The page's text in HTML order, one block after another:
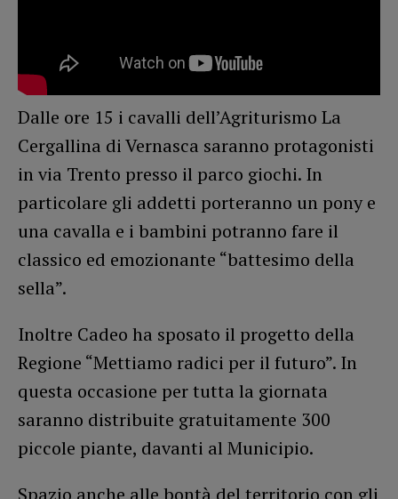
Dalle ore 15 i cavalli dell’Agriturismo La
Cergallina di Vernasca saranno protagonisti
in via Trento presso il parco giochi. In
particolare gli addetti porteranno un pony e
una cavalla e i bambini potranno fare il
classico ed emozionante “battesimo della
sella”.
Inoltre Cadeo ha sposato il progetto della
Regione “Mettiamo radici per il futuro”. In
questa occasione per tutta la giornata
saranno distribuite gratuitamente 300
piccole piante, davanti al Municipio.